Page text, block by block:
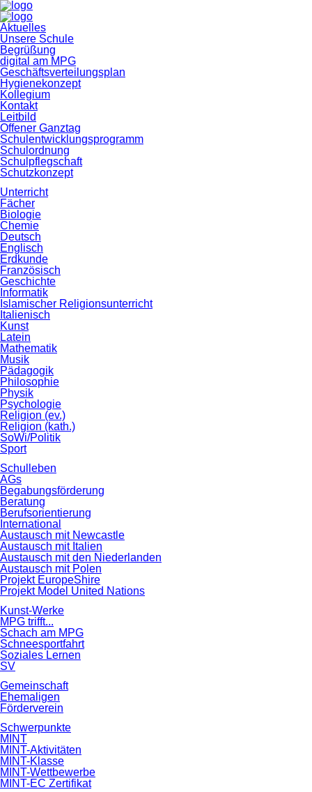
Navigation
überspringen
Aktuelles
Unsere Schule
Begrüßung
digital am MPG
Geschäftsverteilungsplan
Hygienekonzept
Kollegium
Kontakt
Leitbild
Offener Ganztag
Schulentwicklungsprogramm
Schulordnung
Schulpflegschaft
Schutzkonzept
Unterricht
Fächer
Biologie
Chemie
Deutsch
Englisch
Erdkunde
Französisch
Geschichte
Informatik
Islamischer Religionsunterricht
Italienisch
Kunst
Latein
Mathematik
Musik
Pädagogik
Philosophie
Physik
Psychologie
Religion (ev.)
Religion (kath.)
SoWi/Politik
Sport
Schulleben
AGs
Begabungsförderung
Beratung
Berufsorientierung
International
Austausch mit Newcastle
Austausch mit Italien
Austausch mit den Niederlanden
Austausch mit Polen
Projekt EuropeShire
Projekt Model United Nations
Kunst-Werke
MPG trifft...
Schach am MPG
Schneesportfahrt
Soziales Lernen
SV
Gemeinschaft
Ehemaligen
Förderverein
Schwerpunkte
MINT
MINT-Aktivitäten
MINT-Klasse
MINT-Wettbewerbe
MINT-EC Zertifikat